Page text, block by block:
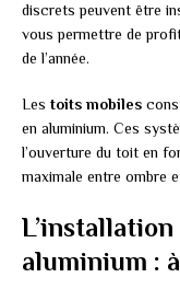
discrets peuvent être
vous permettre de
de l’année.
Les toits mobiles
en aluminium. Ces
l’ouverture du toit en
maximale entre ombre
L’installation
aluminium :